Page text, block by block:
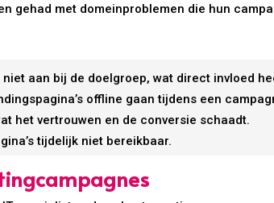
gehad met domeinproblemen die hun
aan bij de doelgroep, wat direct invloed
offline gaan tijdens een
het vertrouwen en de conversie schaadt.
tijdelijk niet bereikbaar.